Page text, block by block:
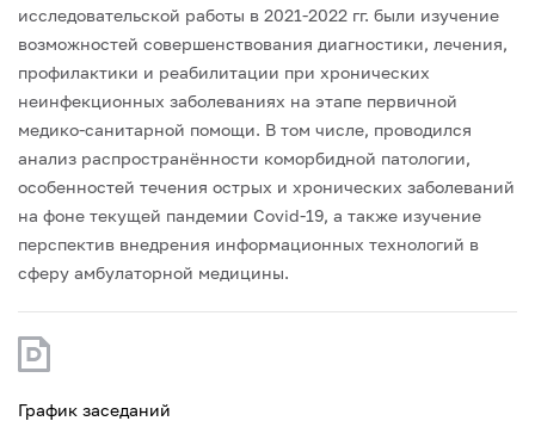
исследовательской работы в 2021-2022 гг. были изучение
возможностей совершенствования диагностики, лечения,
профилактики и реабилитации при хронических
неинфекционных заболеваниях на этапе первичной
медико-санитарной помощи. В том числе, проводился
анализ распространённости коморбидной патологии,
особенностей течения острых и хронических заболеваний
на фоне текущей пандемии Covid-19, а также изучение
перспектив внедрения информационных технологий в
сферу амбулаторной медицины.
График заседаний